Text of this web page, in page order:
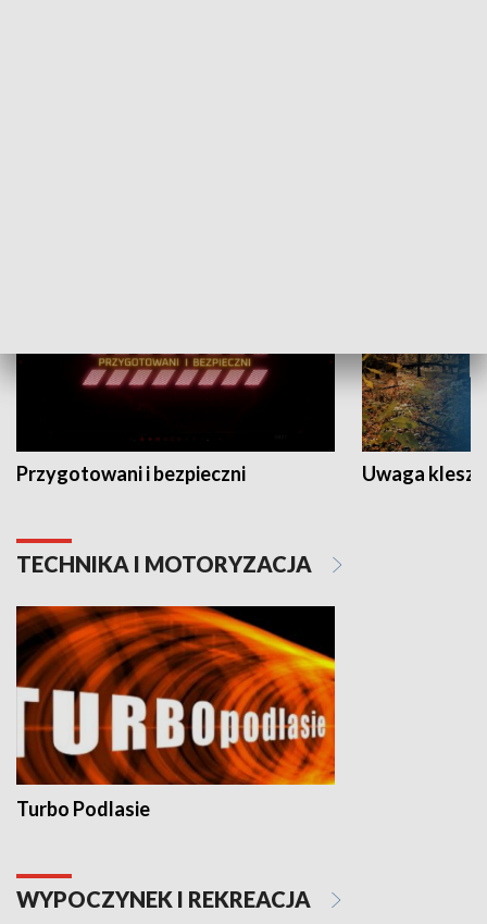
Przygotowani i bezpieczni Uwaga
TECHNIKA I MOTORYZACJA
Turbo Podlasie
WYPOCZYNEK I REKREACJA